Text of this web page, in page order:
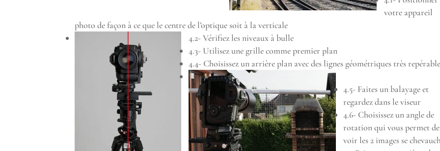
votre appareil
photo de façon à ce que le centre de l’optique soit à la verticale
4.2- Vérifiez les niveaux à bulle
4.3- Utilisez une grille comme premier plan
4.4- Choisissez un arrière plan avec des lignes géométriques très
4.5- Faites un balayage et
regardez dans le viseur
4.6- Choisissez un angle de
rotation qui vous permet de
voir les 2 images se